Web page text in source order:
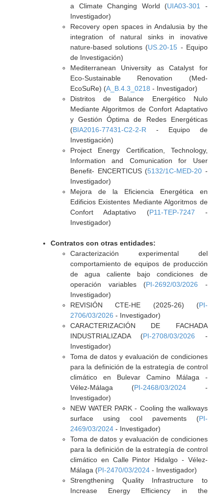
a Climate Changing World (UIA03-301
-
Investigador)
Recovery open spaces in Andalusia by the
integration of natural sinks in inovative
nature-based solutions (US.20-15 - Equipo
de Investigación)
Mediterranean University as Catalyst for
Eco-Sustainable Renovation (Med-
EcoSuRe) (A_B.4.3_0218 - Investigador)
Distritos de Balance Energético Nulo
Mediante Algoritmos de Confort Adaptativo
y Gestión Óptima de Redes Energéticas
(BIA2016-77431-C2-2-R - Equipo de
Investigación)
Project Energy Certification, Technology,
Information and Comunication for User
Benefit- ENCERTICUS (5132/1C-MED-20 -
Investigador)
Mejora de la Eficiencia Energética en
Edificios Existentes Mediante Algoritmos de
Confort Adaptativo (P11-TEP-7247 -
Investigador)
Contratos con otras entidades:
Caracterización experimental del
comportamiento de equipos de producción
de agua caliente bajo condiciones de
operación variables (PI-2692/03/2026 -
Investigador)
REVISIÓN CTE-HE (2025-26) (PI-
2706/03/2026 - Investigador)
CARACTERIZACIÓN DE FACHADA
INDUSTRIALIZADA (PI-2708/03/2026 -
Investigador)
Toma de datos y evaluación de condiciones
para la definición de la estrategía de control
climático en Bulevar Camino Málaga -
Vélez-Málaga (PI-2468/03/2024 -
Investigador)
NEW WATER PARK - Cooling the walkways
surface using cool pavements (PI-
2469/03/2024- Investigador)
Toma de datos y evaluación de condiciones
para la definición de la estrategía de control
climático en Calle Pintor Hidalgo - Vélez-
Málaga (PI-2470/03/2024- Investigador)
Strengthening Quality Infrastructure to
Increase Energy Efficiency in the